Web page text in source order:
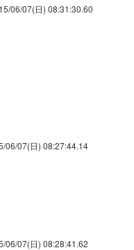
06/07(日) 08:31:30.60
06/07(日) 08:27:44.14
06/07(日) 08:28:41.62